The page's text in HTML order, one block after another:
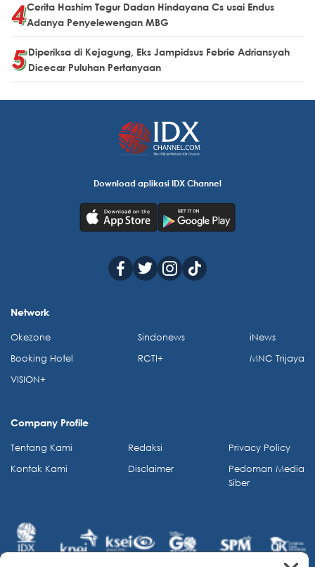
Cerita Hashim Tegur Dadan Hindayana Cs usai Endus
Adanya Penyelewengan MBG
Diperiksa di Kejagung, Eks Jampidsus Febrie Adriansyah
Dicecar Puluhan Pertanyaan
Download aplikasi IDX Channel
Network
Okezone
Booking Hotel
VISION+
Sindonews
RCTI+
iNews
MNC Trijaya
Company Profile
Tentang Kami
Kontak Kami
Redaksi
Disclaimer
Privacy Policy
Pedoman Media
Siber